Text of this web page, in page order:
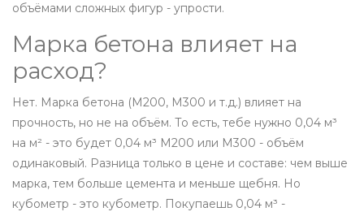
объёмами сложных фигур - упрости.
Марка бетона влияет на
расход?
Нет. Марка бетона (М200, М300 и т.д.) влияет на
прочность, но не на объём. То есть, тебе нужно 0,04 м³
на м² - это будет 0,04 м³ М200 или М300 - объём
одинаковый. Разница только в цене и составе: чем выше
марка, тем больше цемента и меньше щебня. Но
кубометр - это кубометр. Покупаешь 0,04 м³ -